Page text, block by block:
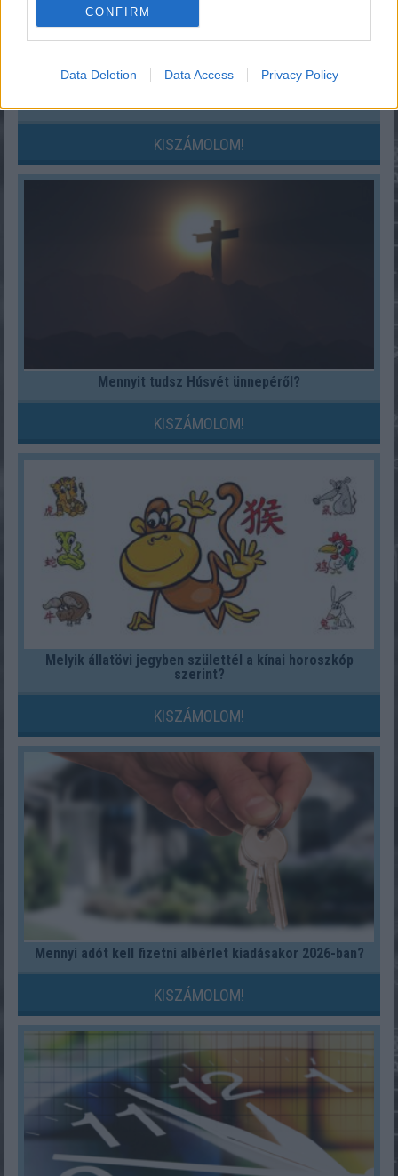
CONFIRM
Data Deletion Data Access Privacy Policy
KISZÁMOLOM!
Mennyit tudsz Húsvét ünnepéről?
KISZÁMOLOM!
Melyik állatövi jegyben születtél a kínai horoszkóp
szerint?
KISZÁMOLOM!
Mennyi adót kell fizetni albérlet kiadásakor 2026-ban?
KISZÁMOLOM!